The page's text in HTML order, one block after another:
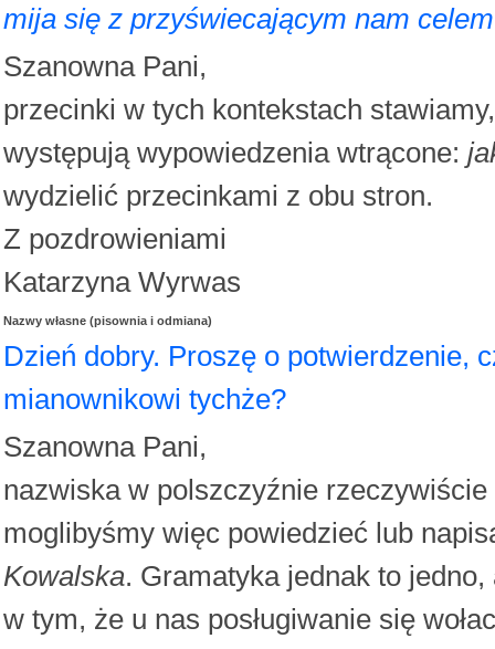
mija się z przyświecającym nam
Szanowna Pani,
przecinki w tych kontekstach
występują wypowiedzenia wtrącone:
wydzielić przecinkami z obu stron.
Z pozdrowieniami
Katarzyna Wyrwas
Nazwy własne (pisownia i odmiana)
Dzień dobry. Proszę o potwierdzenie,
mianownikowi tychże?
Szanowna Pani,
nazwiska w polszczyźnie
moglibyśmy więc powiedzieć lub
Kowalska. Gramatyka jednak to
w tym, że u nas posługiwanie się